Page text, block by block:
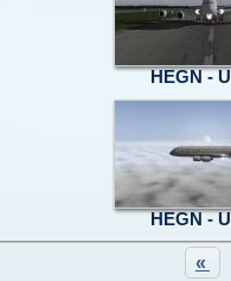
HEGN -
HEGN -
«